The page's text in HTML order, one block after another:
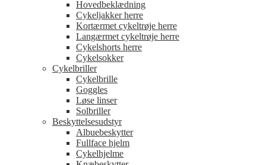
Hovedbeklædning
Cykeljakker herre
Kortærmet cykeltrøje herre
Langærmet cykeltrøje herre
Cykelshorts herre
Cykelsokker
Cykelbriller
Cykelbrille
Goggles
Løse linser
Solbriller
Beskyttelsesudstyr
Albuebeskytter
Fullface hjelm
Cykelhjelme